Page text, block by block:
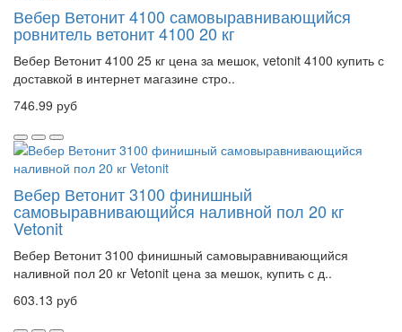
Вебер Ветонит 4100 самовыравнивающийся
ровнитель ветонит 4100 20 кг
Вебер Ветонит 4100 25 кг цена за мешок, vetonit 4100 купить с
доставкой в интернет магазине стро..
746.99 руб
Вебер Ветонит 3100 финишный
самовыравнивающийся наливной пол 20 кг
Vetonit
Вебер Ветонит 3100 финишный самовыравнивающийся
наливной пол 20 кг Vetonit цена за мешок, купить с д..
603.13 руб